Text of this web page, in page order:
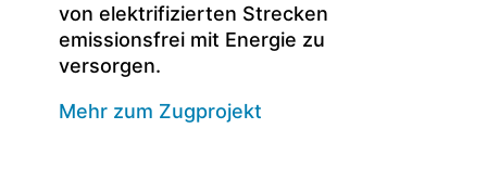
von elektrifizierten Strecken
emissionsfrei mit Energie zu
versorgen.
Mehr zum Zugprojekt